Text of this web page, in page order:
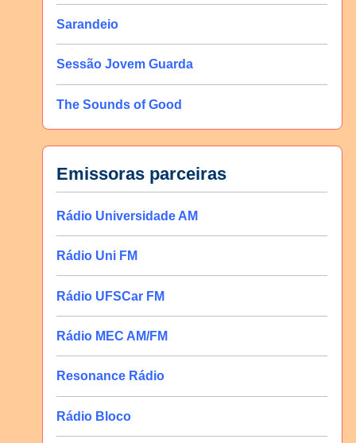
Sarandeio
Sessão Jovem Guarda
The Sounds of Good
Emissoras parceiras
Rádio Universidade AM
Rádio Uni FM
Rádio UFSCar FM
Rádio MEC AM/FM
Resonance Rádio
Rádio Bloco